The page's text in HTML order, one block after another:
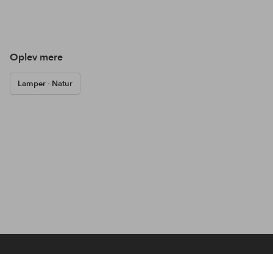
Oplev mere
Lamper - Natur